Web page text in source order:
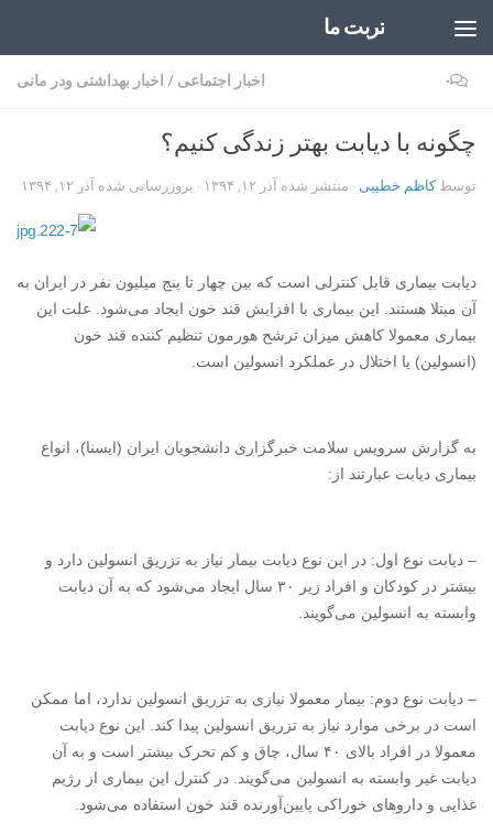
تربت ما
اخبار اجتماعی / اخبار بهداشتی ودر مانی ۰
چگونه با دیابت بهتر زندگی کنیم؟
توسطکاظم خطیبی · منتشر شده آذر ۱۲, ۱۳۹۴ · بروزرسانی شده آذر ۱۲, ۱۳۹۴
دیابت بیماری قابل کنترلی است که بین چهار تا پنج میلیون نفر در ایران به
آن مبتلا هستند. این بیماری با افزایش قند خون ایجاد می‌شود. علت این
بیماری معمولا کاهش میزان ترشح هورمون تنظیم کننده قند خون
(انسولین) یا اختلال در عملکرد انسولین است.
به گزارش سرویس سلامت خبرگزاری دانشجویان ایران (ایسنا)، انواع
بیماری دیابت عبارتند از:
– دیابت نوع اول: در این نوع دیابت بیمار نیاز به تزریق انسولین دارد و
بیشتر در کودکان و افراد زیر ۳۰ سال ایجاد می‌شود که به آن دیابت
وابسته به انسولین می‌گویند.
– دیابت نوع دوم: بیمار معمولا نیازی به تزریق انسولین ندارد، اما ممکن
است در برخی موارد نیاز به تزریق انسولین پیدا کند. این نوع دیابت
معمولا در افراد بالای ۴۰ سال، چاق و کم تحرک بیشتر است و به آن
دیابت غیر وابسته به انسولین می‌گویند. در کنترل این بیماری از رژیم
غذایی و داروهای خوراکی پایین‌آورنده قند خون استفاده می‌شود.